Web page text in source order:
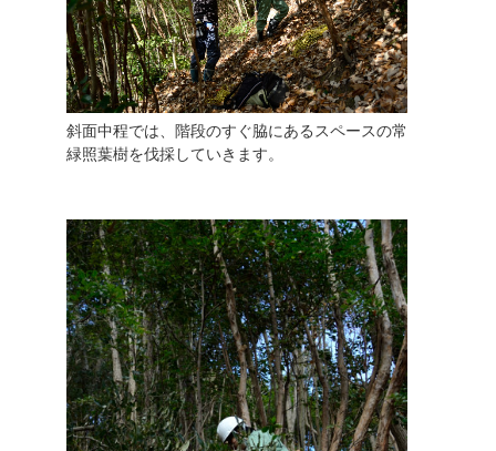
斜面中程では、階段のすぐ脇にあるスペースの常
緑照葉樹を伐採していきます。